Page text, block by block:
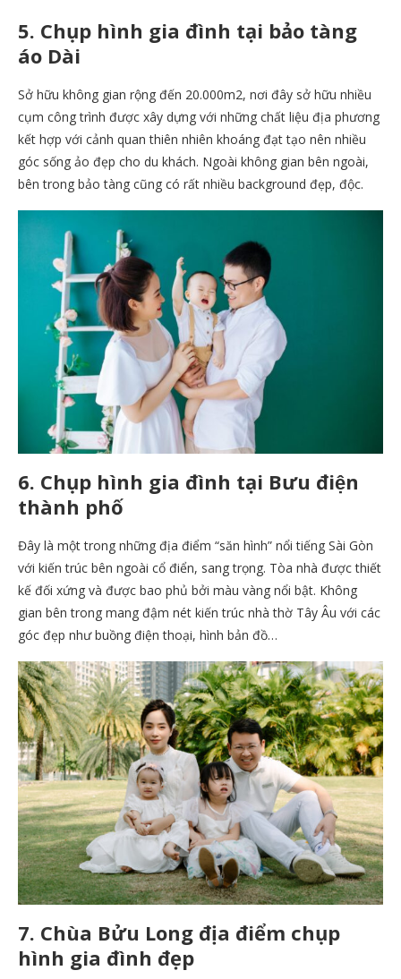
5. Chụp hình gia đình tại bảo tàng
áo Dài
Sở hữu không gian rộng đến 20.000m2, nơi đây sở hữu nhiều
cụm công trình được xây dựng với những chất liệu địa phương
kết hợp với cảnh quan thiên nhiên khoáng đạt tạo nên nhiều
góc sống ảo đẹp cho du khách. Ngoài không gian bên ngoài,
bên trong bảo tàng cũng có rất nhiều background đẹp, độc.
6. Chụp hình gia đình tại Bưu điện
thành phố
Đây là một trong những địa điểm “săn hình” nổi tiếng Sài Gòn
với kiến trúc bên ngoài cổ điển, sang trọng. Tòa nhà được thiết
kế đối xứng và được bao phủ bởi màu vàng nổi bật. Không
gian bên trong mang đậm nét kiến trúc nhà thờ Tây Âu với các
góc đẹp như buồng điện thoại, hình bản đồ…
7. Chùa Bửu Long địa điểm chụp
hình gia đình đẹp